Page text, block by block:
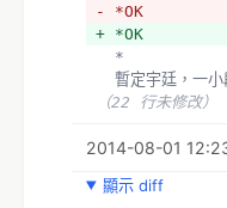
- *OK
+ *OK
  *
暫定宇廷，一
（22 行未修改）
2014-08-01
顯示 diff